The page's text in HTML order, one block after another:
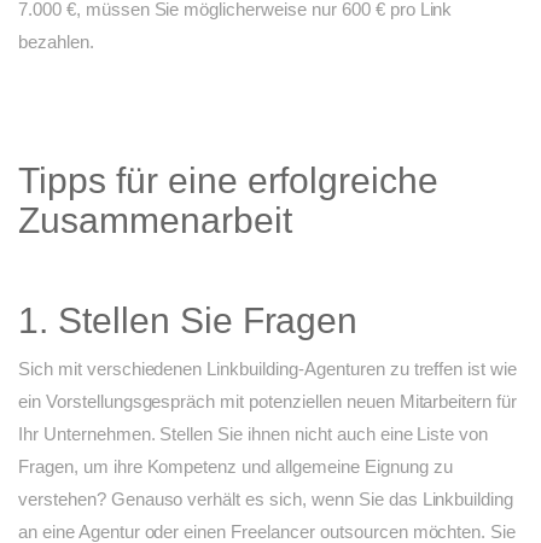
7.000 €, müssen Sie möglicherweise nur 600 € pro Link
bezahlen.
Tipps für eine erfolgreiche
Zusammenarbeit
1. Stellen Sie Fragen
Sich mit verschiedenen Linkbuilding-Agenturen zu treffen ist wie
ein Vorstellungsgespräch mit potenziellen neuen Mitarbeitern für
Ihr Unternehmen. Stellen Sie ihnen nicht auch eine Liste von
Fragen, um ihre Kompetenz und allgemeine Eignung zu
verstehen? Genauso verhält es sich, wenn Sie das Linkbuilding
an eine Agentur oder einen Freelancer outsourcen möchten. Sie